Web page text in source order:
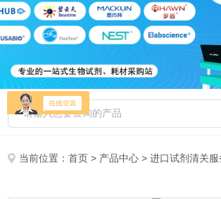
当前位置：首页 > 产品中心 >进口试剂清关服